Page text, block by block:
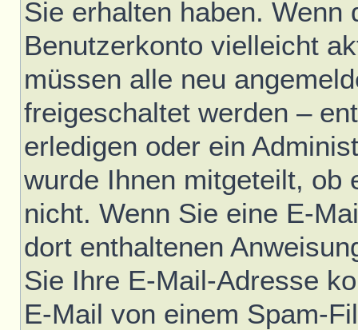
Sie erhalten haben.
Benutzerkonto vielleicht
müssen alle neu
freigeschaltet werden –
erledigen oder ein
wurde Ihnen mitgeteilt, ob
nicht. Wenn Sie eine E-
dort enthaltenen
Sie Ihre E-Mail-Adresse
E-Mail von einem Spam-